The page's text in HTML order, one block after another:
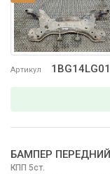
Артикул 1BG14LG01
БАМПЕР ПЕРЕДНИЙ
КПП 5ст.